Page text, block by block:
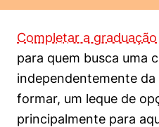
Engenharia Mecânica
Engenharia Mecatrônica
Direito
Economia
Finanças
Negócios
Completar a graduação
para quem busca uma
independentemente
formar, um leque de
principalmente para